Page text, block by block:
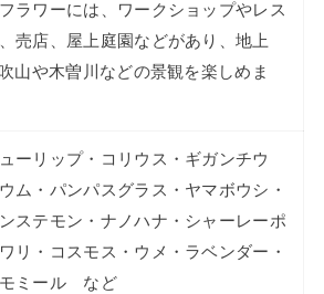
ラワーには、ワークショップやレス
売店、屋上庭園などがあり、地上
山や木曽川などの景観を楽しめま
ーリップ・コリウス・ギガンチウ
ム・パンパスグラス・ヤマボウシ・
ステモン・ナノハナ・シャーレーポ
リ・コスモス・ウメ・ラベンダー・
モミール など